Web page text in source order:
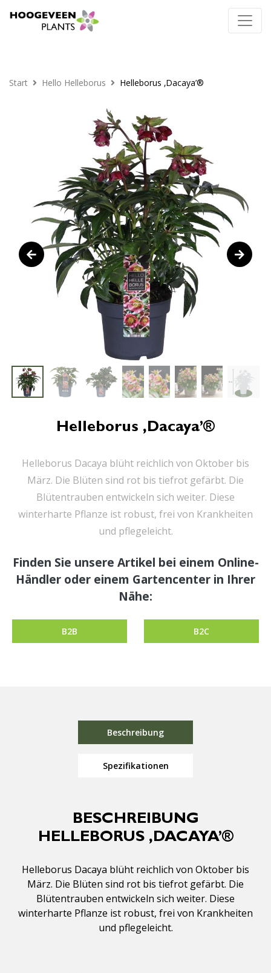
Start Hello Helleborus Helleborus ‚Dacaya’®
Helleborus ‚Dacaya’®
Helleborus Dacaya blüht reichlich von Oktober bis
März. Die Blüten sind rot bis tiefrot gefärbt. Die
Blütentrauben entwickeln sich weiter. Diese
winterharte Pflanze ist robust, frei von Krankheiten
und pflegeleicht.
Finden Sie unsere Artikel bei einem Online-
Händler oder einem Gartencenter in Ihrer
Nähe:
B2B B2C
Beschreibung
Spezifikationen
BESCHREIBUNG
HELLEBORUS ‚DACAYA’®
Helleborus Dacaya blüht reichlich von Oktober bis
März. Die Blüten sind rot bis tiefrot gefärbt. Die
Blütentrauben entwickeln sich weiter. Diese
winterharte Pflanze ist robust, frei von Krankheiten
und pflegeleicht.